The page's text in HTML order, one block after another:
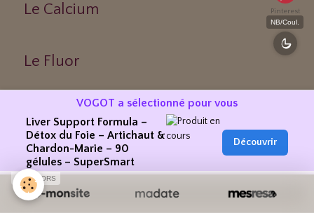
Le Calcium
Le Fluor
Le Fer
Le Magnésium
Pinterest
NB/Coul.
VOGOT a sélectionné pour vous
Liver Support Formula –
Détox du Foie – Artichaut &
Chardon-Marie – 90
gélules – SuperSmart
Découvrir
SPONSORS